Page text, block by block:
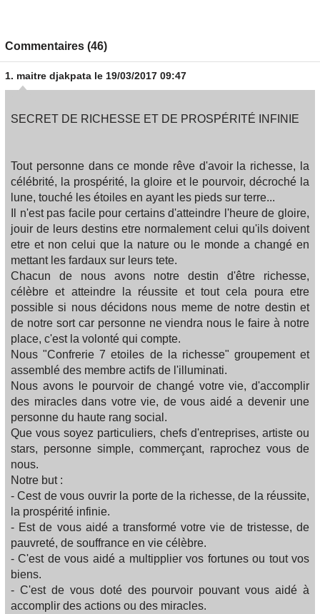
Commentaires (46)
1. maitre djakpata le 19/03/2017 09:47
SECRET DE RICHESSE ET DE PROSPÉRITÉ INFINIE
Tout personne dans ce monde rêve d'avoir la richesse, la
célébrité, la prospérité, la gloire et le pourvoir, décroché la
lune, touché les étoiles en ayant les pieds sur terre...
Il n'est pas facile pour certains d'atteindre l'heure de gloire,
jouir de leurs destins etre normalement celui qu'ils doivent
etre et non celui que la nature ou le monde a changé en
mettant les fardaux sur leurs tete.
Chacun de nous avons notre destin d'être richesse,
célèbre et atteindre la réussite et tout cela poura etre
possible si nous décidons nous meme de notre destin et
de notre sort car personne ne viendra nous le faire à notre
place, c'est la volonté qui compte.
Nous "Confrerie 7 etoiles de la richesse" groupement et
assemblé des membre actifs de l'illuminati.
Nous avons le pourvoir de changé votre vie, d'accomplir
des miracles dans votre vie, de vous aidé a devenir une
personne du haute rang social.
Que vous soyez particuliers, chefs d'entreprises, artiste ou
stars, personne simple, commerçant, raprochez vous de
nous.
Notre but :
- Cest de vous ouvrir la porte de la richesse, de la réussite,
la prospérité infinie.
- Est de vous aidé a transformé votre vie de tristesse, de
pauvreté, de souffrance en vie célèbre.
- C'est de vous aidé a multipplier vos fortunes ou tout vos
biens.
- C'est de vous doté des pourvoir pouvant vous aidé à
accomplir des actions ou des miracles.